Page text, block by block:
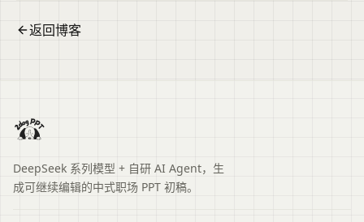
返回博客
DeepSeek 系列模型 + 自研 AI Agent，生
成可继续编辑的中式职场 PPT 初稿。